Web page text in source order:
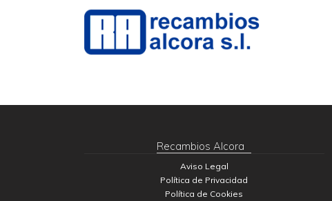
Recambios Alcora
Aviso Legal
Política de Privacidad
Política de Cookies